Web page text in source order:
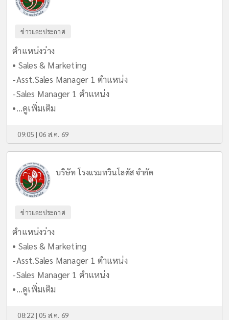
ข่าวและประกาศ
ตำแหน่งว่าง
• Sales & Marketing
-Asst.Sales Manager 1 ตำแหน่ง
-Sales Manager 1 ตำแหน่ง
•...ดูเพิ่มเติม
09:05 | 06 ส.ค. 69
บริษัท โรงแรมทวินโลตัส จำกัด
ข่าวและประกาศ
ตำแหน่งว่าง
• Sales & Marketing
-Asst.Sales Manager 1 ตำแหน่ง
-Sales Manager 1 ตำแหน่ง
•...ดูเพิ่มเติม
08:22 | 05 ส.ค. 69